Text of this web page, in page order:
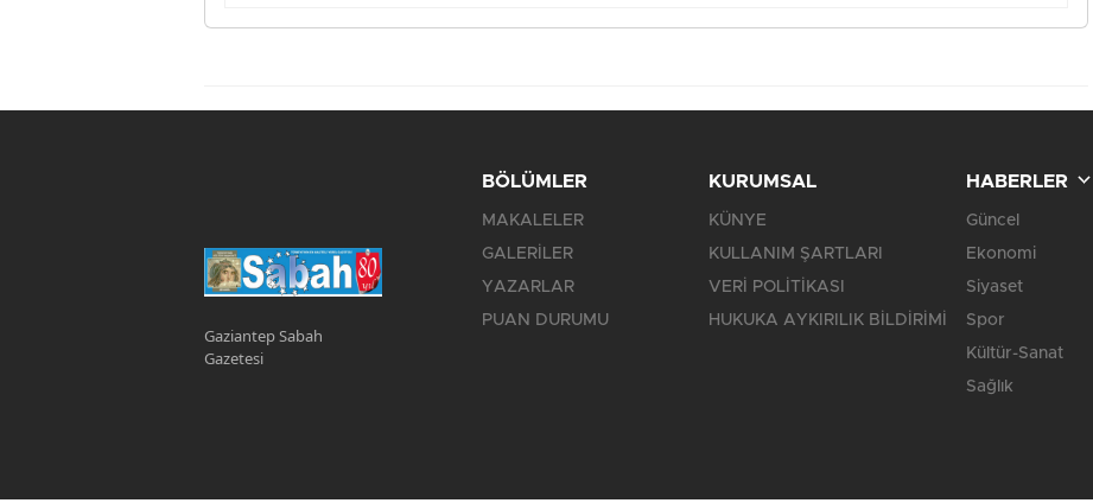
Gaziantep Sabah
Gazetesi
BÖLÜMLER
MAKALELER
GALERİLER
YAZARLAR
PUAN DURUMU
KURUMSAL
KÜNYE
KULLANIM ŞARTLARI
VERİ POLİTİKASI
HUKUKA AYKIRILIK BİLDİRİMİ
HABERLER
Güncel
Ekonomi
Siyaset
Spor
Kültür-Sanat
Sağlık